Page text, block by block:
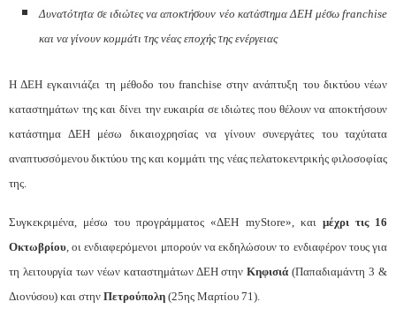
Δυνατότητα σε ιδιώτες να αποκτήσουν νέο κατάστημα ΔΕΗ μέσω franchise
και να γίνουν κομμάτι της νέας εποχής της ενέργειας
Η ΔΕΗ εγκαινιάζει τη μέθοδο του franchise στην ανάπτυξη του δικτύου νέων
καταστημάτων της και δίνει την ευκαιρία σε ιδιώτες που θέλουν να αποκτήσουν
κατάστημα ΔΕΗ μέσω δικαιοχρησίας να γίνουν συνεργάτες του ταχύτατα
αναπτυσσόμενου δικτύου της και κομμάτι της νέας πελατοκεντρικής φιλοσοφίας
της.
Συγκεκριμένα, μέσω του προγράμματος «ΔΕΗ myStore», και μέχρι τις 16
Οκτωβρίου, οι ενδιαφερόμενοι μπορούν να εκδηλώσουν το ενδιαφέρον τους για
τη λειτουργία των νέων καταστημάτων ΔΕΗ στηνΚηφισιά (Παπαδιαμάντη 3 &
Διονύσου) και στην Πετρούπολη (25ης Μαρτίου 71).